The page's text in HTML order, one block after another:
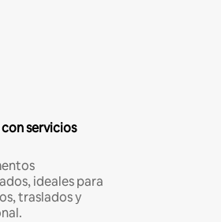
servicios
ideales para
traslados y